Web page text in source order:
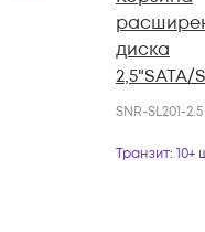
диска
2,5"SATA/
серверов
SNR-SL201-2.5
Транзит: 10+